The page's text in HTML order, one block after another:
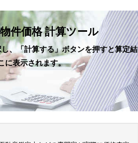
件価格 計算ツール
し、「計算する」ボタンを押すと算定結
に表示されます。